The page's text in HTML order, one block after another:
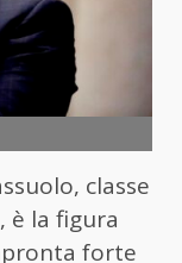
classe
è la figura
forte